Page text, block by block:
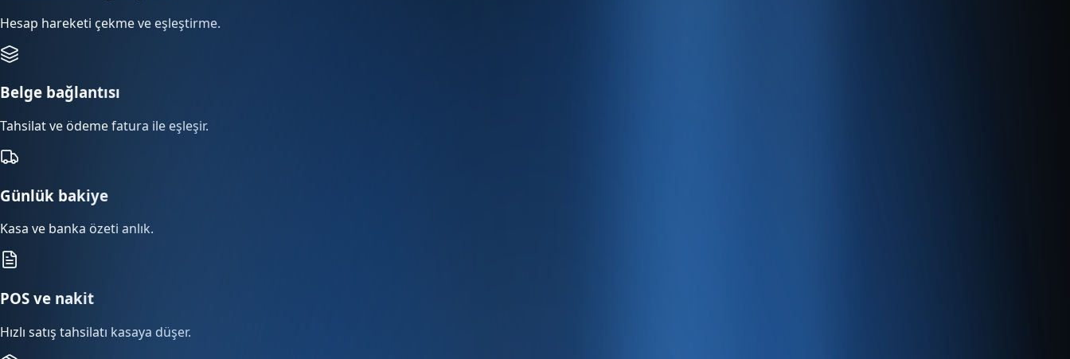
Hesap hareketi çekme ve eşleştirme.
Belge bağlantısı
Tahsilat ve ödeme fatura ile eşleşir.
Günlük bakiye
Kasa ve banka özeti anlık.
POS ve nakit
Hızlı satış tahsilatı kasaya düşer.